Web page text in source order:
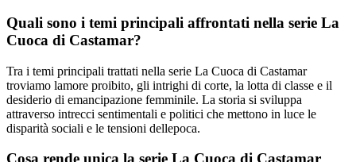
Quali sono i temi principali affrontati nella serie La
Cuoca di Castamar?
Tra i temi principali trattati nella serie La Cuoca di Castamar
troviamo lamore proibito, gli intrighi di corte, la lotta di classe e il
desiderio di emancipazione femminile. La storia si sviluppa
attraverso intrecci sentimentali e politici che mettono in luce le
disparità sociali e le tensioni dellepoca.